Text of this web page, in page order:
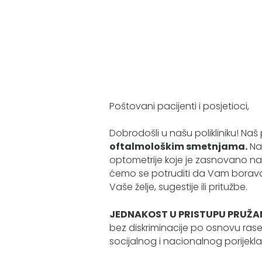
Poštovani pacijenti i posjetioci,
Dobrodošli u našu polikliniku!
oftalmološkim smetnjama.
optometrije koje je zasnovano
ćemo se potruditi da Vam
Vaše želje, sugestije ili pritužbe.
JEDNAKOST U PRISTUPU
bez diskriminacije po osnovu
socijalnog i nacionalnog